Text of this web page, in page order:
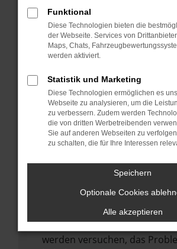
anderen Browser oder in
Fenster?
Starte dein Gerät neu.
Das kann manchmal helfen,
vorübergehende Probleme zu
Stelle sicher, dass dein
Betriebssystem auf dem
sind.
Veraltete Software birgt
Sicherheitsrisiko, sondern
führen, dass bestimmte
mehr unterstützt werden.
Wende dich an den
Wenn du alle oben genannten
versucht hast, kontaktiere
werden versuchen, das
Funktional
Diese Technologien bieten die
der Webseite. Services von
Maps, Chats,
werden aktiviert.
Statistik und Marketing
Diese Technologien ermöglichen es
Webseite zu analysieren, um die
zu verbessern. Zudem werden
die von dritten Werbetreibenden
Sie auf anderen Webseiten zu
zu schalten, die für Ihre Interessen
Speichern
Optionale Cookies
Alle akzeptieren